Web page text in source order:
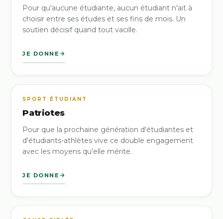
Pour qu'aucune étudiante, aucun étudiant n'ait à
choisir entre ses études et ses fins de mois. Un
soutien décisif quand tout vacille.
JE DONNE
SPORT ÉTUDIANT
Patriotes
Pour que la prochaine génération d'étudiantes et
d'étudiants-athlètes vive ce double engagement
avec les moyens qu'elle mérite.
JE DONNE